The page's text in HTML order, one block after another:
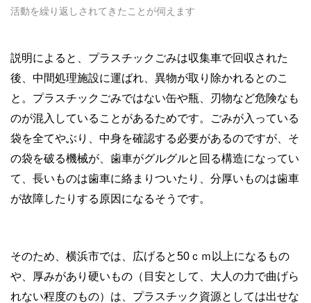
活動を繰り返しされてきたことが伺えます
説明によると、プラスチックごみは収集車で回収された
後、中間処理施設に運ばれ、異物が取り除かれるとのこ
と。プラスチックごみではない缶や瓶、刃物など危険なも
のが混入していることがあるためです。ごみが入っている
袋を全てやぶり、中身を確認する必要があるのですが、そ
の袋を破る機械が、歯車がグルグルと回る構造になってい
て、長いものは歯車に絡まりついたり、分厚いものは歯車
が故障したりする原因になるそうです。
そのため、横浜市では、広げると50ｃｍ以上になるもの
や、厚みがあり硬いもの（目安として、大人の力で曲げら
れない程度のもの）は、プラスチック資源としては出せな